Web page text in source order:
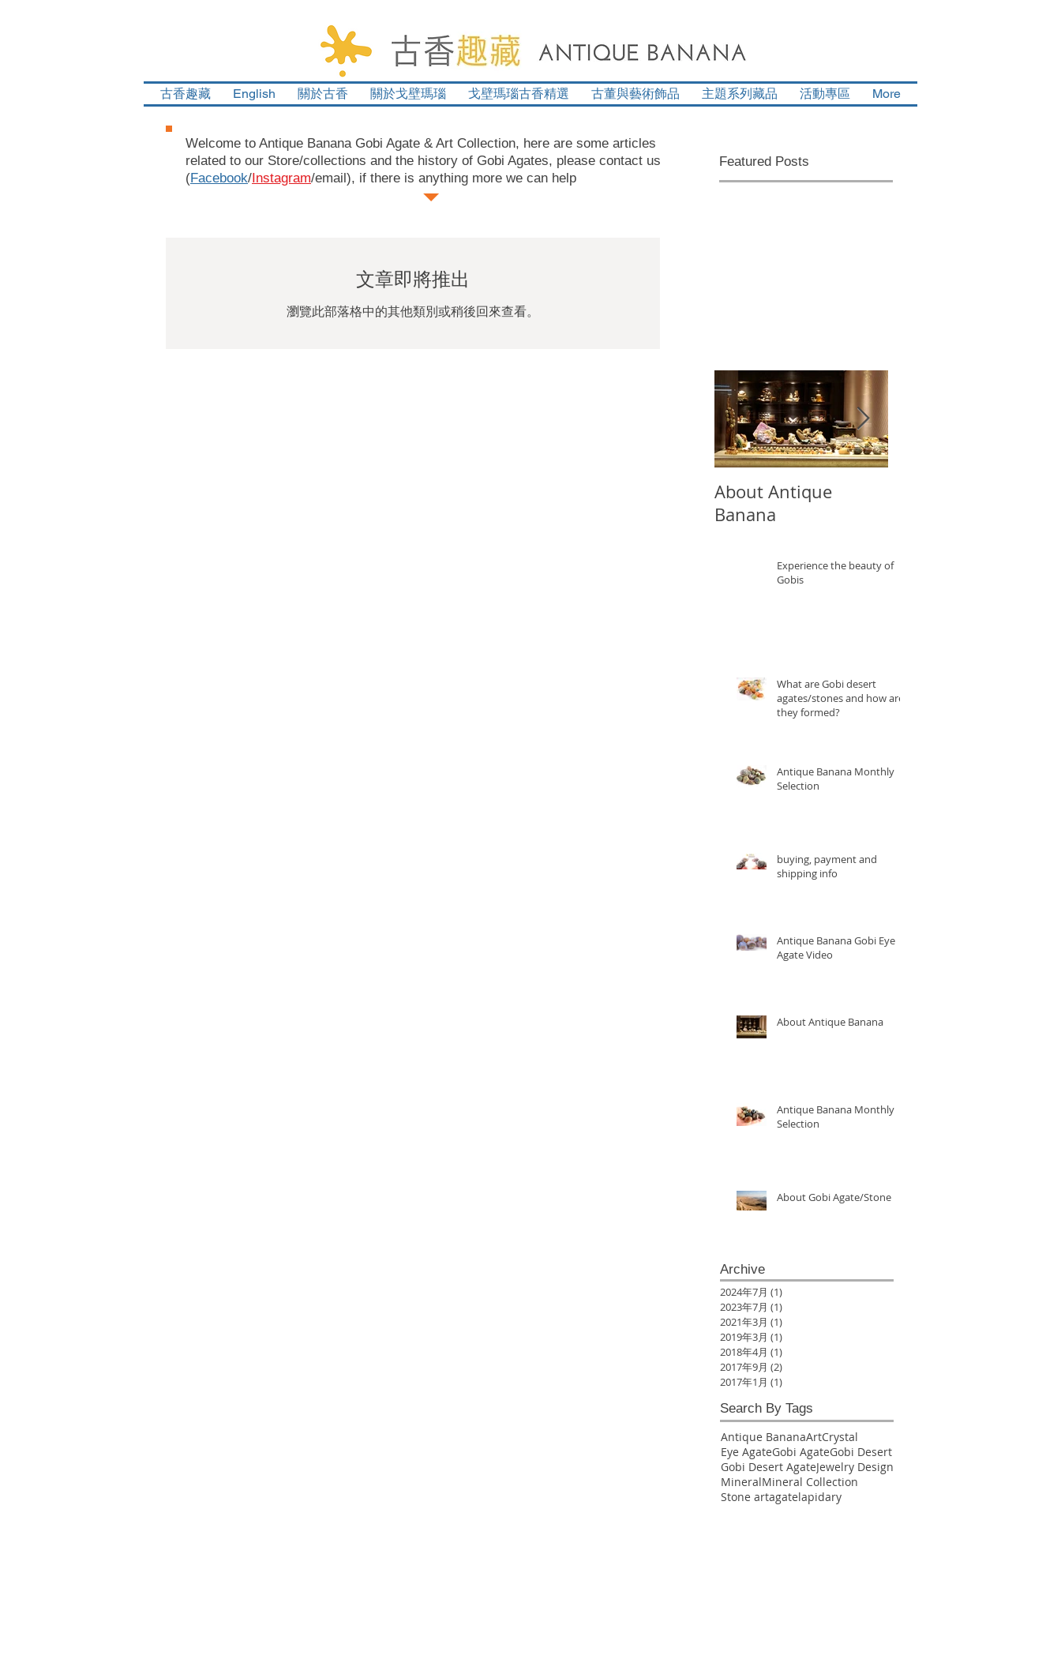
古香趣藏 English 關於古香 關於戈壁瑪瑙 戈壁瑪瑙古香精選 古董與藝術飾品 主題系列藏品 活動專區 More
Welcome to Antique Banana Gobi Agate & Art Collection, here are some articles
related to our Store/collections and the history of Gobi Agates, please contact us
(Facebook/Instagram/email), if there is anything more we can help
Featured Posts
文章即將推出
瀏覽此部落格中的其他類別或稍後回來查看。
About Antique
Banana
Experience the beauty of
Gobis
What are Gobi desert
agates/stones and how are
they formed?
Antique Banana Monthly
Selection
buying, payment and
shipping info
Antique Banana Gobi Eye
Agate Video
About Antique Banana
Antique Banana Monthly
Selection
About Gobi Agate/Stone
Archive
2024年7月 (1)
2023年7月 (1)
2021年3月 (1)
2019年3月 (1)
2018年4月 (1)
2017年9月 (2)
2017年1月 (1)
Search By Tags
Antique BananaArtCrystal
Eye AgateGobi AgateGobi Desert
Gobi Desert AgateJewelry Design
MineralMineral Collection
Stone artagatelapidary